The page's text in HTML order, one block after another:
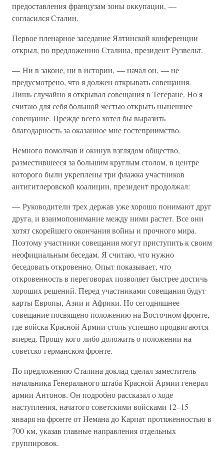
предоставления французам зоны оккупации, —
согласился Сталин.
Первое пленарное заседание Ялтинской конференции
открыл, по предложению Сталина, президент Рузвельт.
— Ни в законе, ни в истории, — начал он, — не
предусмотрено, что я должен открывать совещания.
Лишь случайно я открывал совещания в Тегеране. Но я
считаю для себя большой честью открыть нынешнее
совещание. Прежде всего хотел бы выразить
благодарность за оказанное мне гостеприимство.
Немного помолчав и окинув взглядом общество,
разместившееся за большим круглым столом, в центре
которого были укреплены три флажка участников
антигитлеровской коалиции, президент продолжал:
— Руководители трех держав уже хорошо понимают друг
друга, и взаимопонимание между ними растет. Все они
хотят скорейшего окончания войны и прочного мира.
Поэтому участники совещания могут приступить к своим
неофициальным беседам. Я считаю, что нужно
беседовать откровенно. Опыт показывает, что
откровенность в переговорах позволяет быстрее достичь
хороших решений. Перед участниками совещания будут
карты Европы, Азии и Африки. Но сегодняшнее
совещание посвящено положению на Восточном фронте,
где войска Красной Армии столь успешно продвигаются
вперед. Прошу кого-либо доложить о положении на
советско-германском фронте.
По предложению Сталина доклад сделал заместитель
начальника Генерального штаба Красной Армии генерал
армии Антонов. Он подробно рассказал о ходе
наступления, начатого советскими войсками 12–15
января на фронте от Немана до Карпат протяженностью в
700 км, указав главные направления отдельных
группировок.